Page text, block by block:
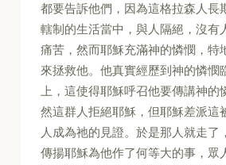
都要告訴他們，因為這格拉森人長
轄制的生活當中，與人隔絕，沒有
痛苦，然而耶穌充滿神的憐憫，特
來拯救他。他真實經歷到神的憐憫
上，這使得耶穌呼召他要傳講神的
然這群人拒絕耶穌，但耶穌差派這
人成為祂的見證。於是那人就走了
傳揚耶穌為他作了何等大的事，眾